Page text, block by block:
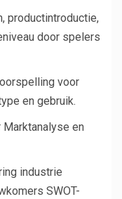
productintroductie,
door spelers
voor
en gebruik.
Marktanalyse en
industrie
SWOT-